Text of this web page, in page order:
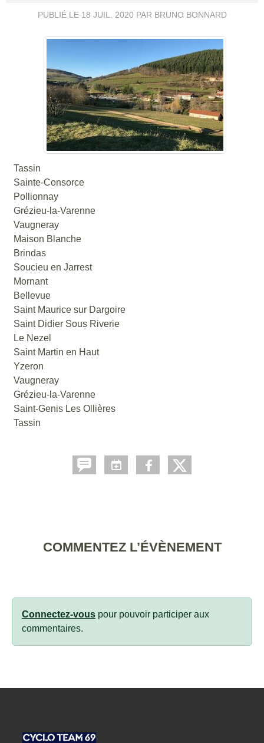
PUBLIÉ LE 18 JUIL. 2020 PAR BRUNO BONNARD
Tassin
Sainte-Consorce
Pollionnay
Grézieu-la-Varenne
Vaugneray
Maison Blanche
Brindas
Soucieu en Jarrest
Mornant
Bellevue
Saint Maurice sur Dargoire
Saint Didier Sous Riverie
Le Nezel
Saint Martin en Haut
Yzeron
Vaugneray
Grézieu-la-Varenne
Saint-Genis Les Ollières
Tassin
COMMENTEZ L’ÉVÈNEMENT
Connectez-vous pour pouvoir participer aux
commentaires.